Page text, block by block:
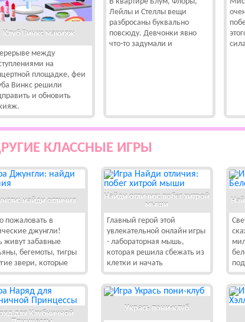
Клуб Винкс макияж
между
на
площадке, феи
Винкс решили
и обновить
Лейлы и Стеллы вещи
разбросаны буквально
повсюду. Девчонки явно
что-то задумали и
сила
КЛАССНЫЕ ИГРЫ
найди отличия
пожаловать в
джунгли!
живут забавные
бегемоты, тигры
звери, которые
Найди отличия: побег хитрой
мыши
Главный герой этой
увлекательной онлайн игры
- лабораторная мышь,
которая решила сбежать из
клетки и начать
для Клубничной
Укрась пони-клуб